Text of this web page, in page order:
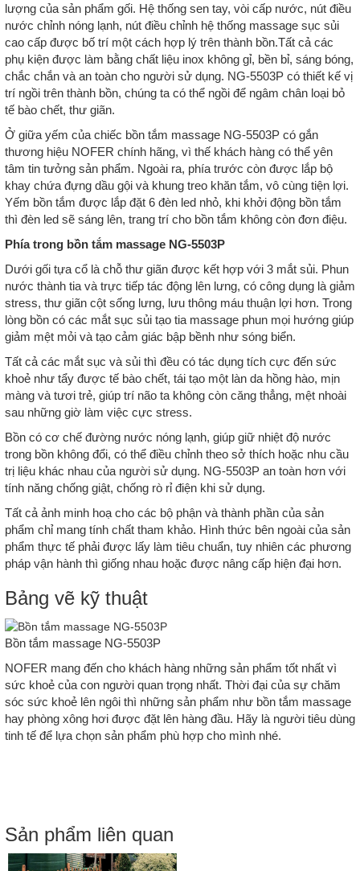
lượng của sản phẩm gối. Hệ thống sen tay, vòi cấp nước, nút điều
nước chỉnh nóng lạnh, nút điều chỉnh hệ thống massage sục sủi
cao cấp được bố trí một cách hợp lý trên thành bồn.Tất cả các
phụ kiện được làm bằng chất liệu inox không gỉ, bền bỉ, sáng bóng,
chắc chắn và an toàn cho người sử dụng. NG-5503P có thiết kế vị
trí ngồi trên thành bồn, chúng ta có thể ngồi để ngâm chân loại bỏ
tế bào chết, thư giãn.
Ở giữa yếm của chiếc bồn tắm massage NG-5503P có gắn
thương hiệu NOFER chính hãng, vì thế khách hàng có thể yên
tâm tin tưởng sản phẩm. Ngoài ra, phía trước còn được lắp bộ
khay chứa đựng dầu gội và khung treo khăn tắm, vô cùng tiện lợi.
Yếm bồn tắm được lắp đặt 6 đèn led nhỏ, khi khởi động bồn tắm
thì đèn led sẽ sáng lên, trang trí cho bồn tắm không còn đơn điệu.
Phía trong bồn tắm massage NG-5503P
Dưới gối tựa cổ là chỗ thư giãn được kết hợp với 3 mắt sủi. Phun
nước thành tia và trực tiếp tác động lên lưng, có công dụng là giảm
stress, thư giãn cột sống lưng, lưu thông máu thuận lợi hơn. Trong
lòng bồn có các mắt sục sủi tạo tia massage phun mọi hướng giúp
giảm mệt mỏi và tạo cảm giác bập bềnh như sóng biển.
Tất cả các mắt sục và sủi thì đều có tác dụng tích cực đến sức
khoẻ như tẩy được tế bào chết, tái tạo một làn da hồng hào, mịn
màng và tươi trẻ, giúp trí não ta không còn căng thẳng, mệt nhoài
sau những giờ làm việc cực stress.
Bồn có cơ chế đường nước nóng lạnh, giúp giữ nhiệt độ nước
trong bồn không đổi, có thể điều chỉnh theo sở thích hoặc nhu cầu
trị liệu khác nhau của người sử dụng. NG-5503P an toàn hơn với
tính năng chống giật, chống rò rỉ điện khi sử dụng.
Tất cả ảnh minh hoạ cho các bộ phận và thành phần của sản
phẩm chỉ mang tính chất tham khảo. Hình thức bên ngoài của sản
phẩm thực tế phải được lấy làm tiêu chuẩn, tuy nhiên các phương
pháp vận hành thì giống nhau hoặc được nâng cấp hiện đại hơn.
Bảng vẽ kỹ thuật
Bồn tắm massage NG-5503P
NOFER mang đến cho khách hàng những sản phẩm tốt nhất vì
sức khoẻ của con người quan trọng nhất. Thời đại của sự chăm
sóc sức khoẻ lên ngôi thì những sản phẩm như bồn tắm massage
hay phòng xông hơi được đặt lên hàng đầu. Hãy là người tiêu dùng
tinh tế để lựa chọn sản phẩm phù hợp cho mình nhé.
Sản phẩm liên quan